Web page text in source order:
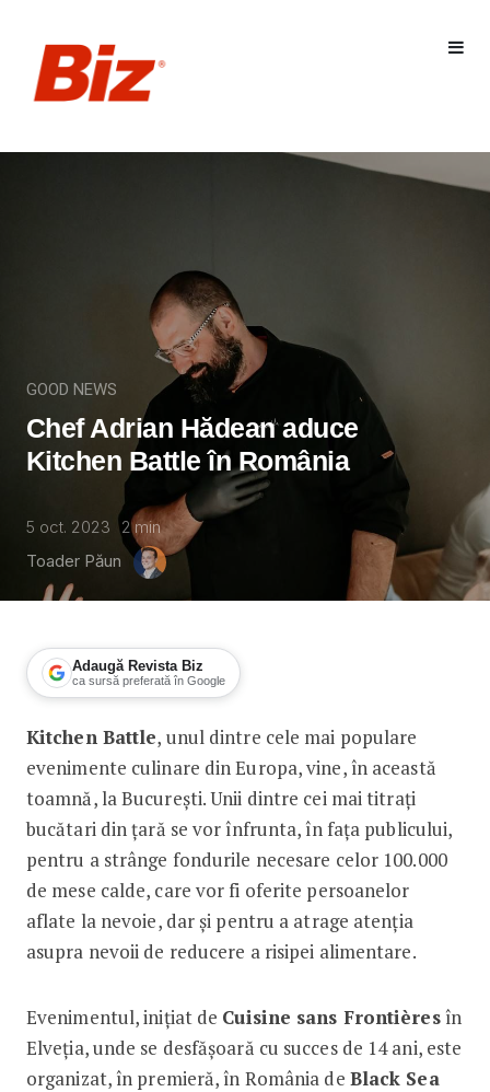
GOOD NEWS
Chef Adrian Hădean aduce
Kitchen Battle în România
5 oct. 2023 2 min
Toader Păun
Adaugă Revista Biz
ca sursă preferată în Google
Chef Adrian Hădean aduce Kitchen
Kitchen Battle, unul dintre cele mai populare
evenimente culinare din Europa, vine, în această
toamnă, la București. Unii dintre cei mai titrați
bucătari din țară se vor înfrunta, în fața publicului,
pentru a strânge fondurile necesare celor 100.000
de mese calde, care vor fi oferite persoanelor
aflate la nevoie, dar și pentru a atrage atenția
asupra nevoii de reducere a risipei alimentare.
Evenimentul, inițiat de Cuisine sans Frontièresîn
Elveția, unde se desfășoară cu succes de 14 ani, este
organizat, în premieră, în România de Black Sea